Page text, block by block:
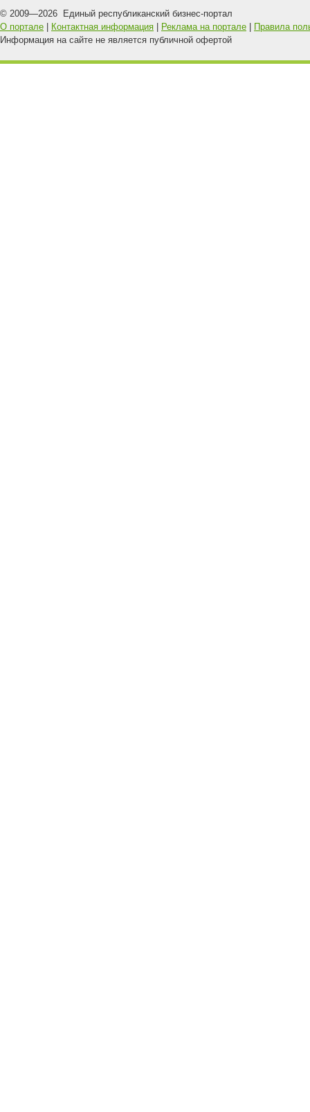
© 2009—2026 Единый республиканский бизнес-портал
О портале
Контактная информация Реклама на портале
Правила
Информация на сайте не является публичной офертой